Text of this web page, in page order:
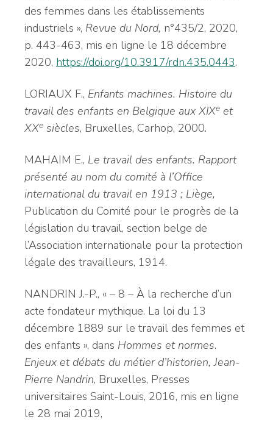
des femmes dans les établissements
industriels », Revue du Nord, n°435/2, 2020,
p. 443-463, mis en ligne le 18 décembre
2020, https://doi.org/10.3917/rdn.435.0443.
LORIAUX F., Enfants machines. Histoire du
travail des enfants en Belgique aux XIXe et
XXe siècles, Bruxelles, Carhop, 2000.
MAHAIM E., Le travail des enfants. Rapport
présenté au nom du comité à l’Office
international du travail en 1913 ; Liège,
Publication du Comité pour le progrès de la
législation du travail, section belge de
l’Association internationale pour la protection
légale des travailleurs, 1914.
NANDRIN J.-P., « – 8 – À la recherche d’un
acte fondateur mythique. La loi du 13
décembre 1889 sur le travail des femmes et
des enfants », dans Hommes et normes.
Enjeux et débats du métier d’historien, Jean-
Pierre Nandrin, Bruxelles, Presses
universitaires Saint-Louis, 2016, mis en ligne
le 28 mai 2019,